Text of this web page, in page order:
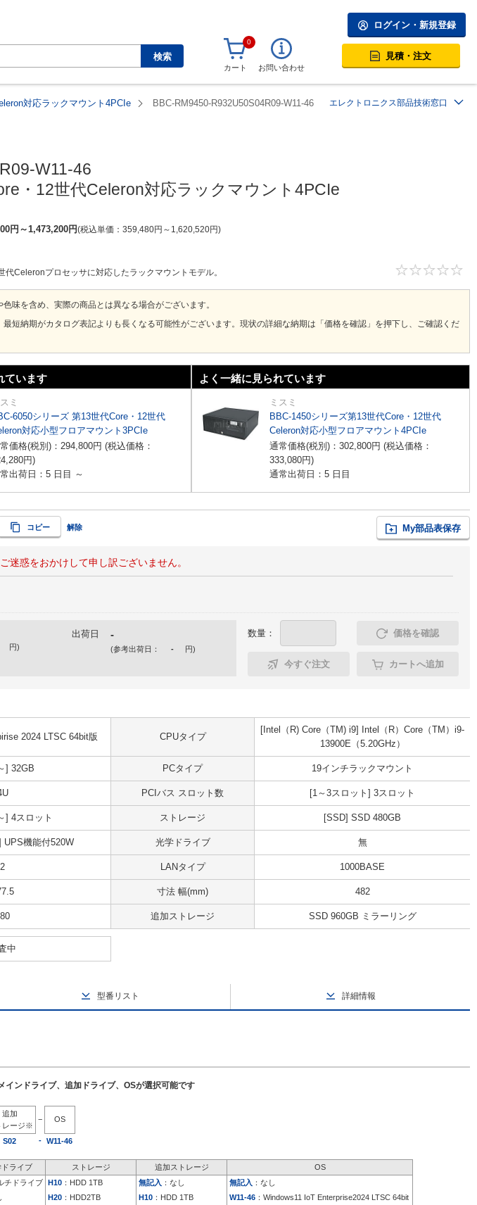
検索
ログイン・新規登録
0
カート お問い合わせ
見積・注文
対応ラックマウント4PCIe BBC-RM9450-R932U50S04R09-W11-46 エレクトロニクス部品技術窓口
W11-46
・12世代Celeron対応ラックマウント4PCIe
円 ～1,473,200円 税込単価 359,480円 ～ 1,620,520円
代Celeronプロセッサに対応したラックマウントモデル。
味を含め、実際の商品とは異なる場合がございます。
最短納期がカタログ表記よりも長くなる可能性がございます。現状の詳細な納期は「価格を確認」を押下し、ご確認くだ
ています
ミ
6050シリーズ 第13世代Core・12世代
対応小型フロアマウント3PCIe
価格(税別)： 294,800円 (税込価格：
円)
出荷日：5 日目 ～
よく一緒に見られています
ミスミ
BBC-1450シリーズ第13世代Core・12世代
Celeron対応小型フロアマウント4PCIe
通常価格(税別)： 302,800円 (税込価格：
333,080円)
通常出荷日：5 日目
コピー 解除 My部品表保存
迷惑をおかけして申し訳ございません。
円)
出荷日 -
(参考出荷日： - 円)
数量： 価格を確認
今すぐ注文 カートへ追加
2024 LTSC 64bit版 CPUタイプ
[Intel（R) Core（TM) i9] Intel（R）Core（TM）i9-
13900E（5.20GHz）
] 32GB PCタイプ 19インチラックマウント
PCIバス スロット数 [1～3スロット] 3スロット
] 4スロット ストレージ [SSD] SSD 480GB
UPS機能付520W 光学ドライブ 無
2 LANタイプ 1000BASE
寸法 幅(mm) 482
追加ストレージ SSD 960GB ミラーリング
中
型番リスト 詳細情報
ンドライブ、追加ドライブ、OSが選択可能です
追加
レージ※
− OS
S02 - W11-46
ドライブ ストレージ 追加ストレージ OS
チドライブ H10 ：HDD 1TB 無記入 ：なし 無記入 ：なし
H20 ：HDD2TB H10 ：HDD 1TB W11-46 ：Windows11 IoT Enterprise2024 LTSC 64bit